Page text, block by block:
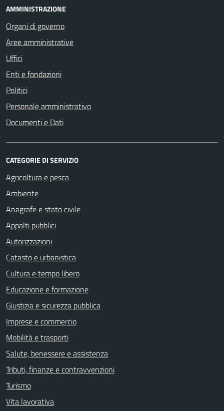
AMMINISTRAZIONE
Organi di governo
Aree amministrative
Uffici
Enti e fondazioni
Politici
Personale amministrativo
Documenti e Dati
CATEGORIE DI SERVIZIO
Agricoltura e pesca
Ambiente
Anagrafe e stato civile
Appalti pubblici
Autorizzazioni
Catasto e urbanistica
Cultura e tempo libero
Educazione e formazione
Giustizia e sicurezza pubblica
Imprese e commercio
Mobilità e trasporti
Salute, benessere e assistenza
Tributi, finanze e contravvenzioni
Turismo
Vita lavorativa